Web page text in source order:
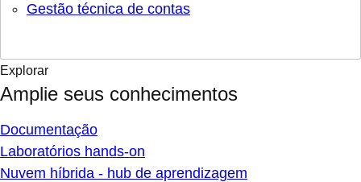
Gestão técnica de contas
Explorar
Amplie seus conhecimentos
Documentação
Laboratórios hands-on
Nuvem híbrida - hub de aprendizagem